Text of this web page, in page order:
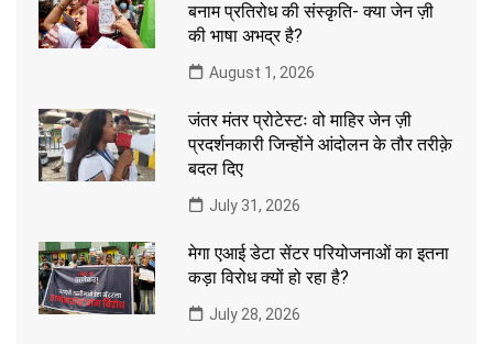
बनाम प्रतिरोध की संस्कृति- क्या जेन ज़ी
की भाषा अभद्र है?
August 1, 2026
जंतर मंतर प्रोटेस्टः वो माहिर जेन ज़ी
प्रदर्शनकारी जिन्होंने आंदोलन के तौर तरीक़े
बदल दिए
July 31, 2026
मेगा एआई डेटा सेंटर परियोजनाओं का इतना
कड़ा विरोध क्यों हो रहा है?
July 28, 2026